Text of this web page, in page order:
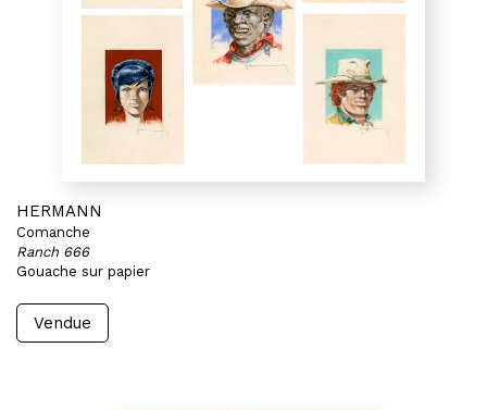
HERMANN
Comanche
Ranch 666
Gouache sur papier
Vendue